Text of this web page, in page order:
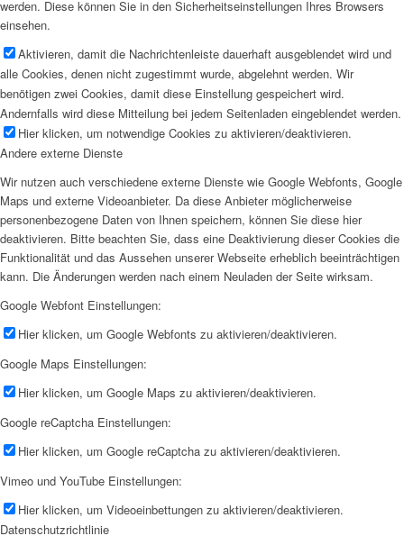
werden. Diese können Sie in den Sicherheitseinstellungen Ihres Browsers
einsehen.
Aktivieren, damit die Nachrichtenleiste dauerhaft ausgeblendet wird und
alle Cookies, denen nicht zugestimmt wurde, abgelehnt werden. Wir
benötigen zwei Cookies, damit diese Einstellung gespeichert wird.
Andernfalls wird diese Mitteilung bei jedem Seitenladen eingeblendet werden.
Hier klicken, um notwendige Cookies zu aktivieren/deaktivieren.
Andere externe Dienste
Wir nutzen auch verschiedene externe Dienste wie Google Webfonts, Google
Maps und externe Videoanbieter. Da diese Anbieter möglicherweise
personenbezogene Daten von Ihnen speichern, können Sie diese hier
deaktivieren. Bitte beachten Sie, dass eine Deaktivierung dieser Cookies die
Funktionalität und das Aussehen unserer Webseite erheblich beeinträchtigen
kann. Die Änderungen werden nach einem Neuladen der Seite wirksam.
Google Webfont Einstellungen:
Hier klicken, um Google Webfonts zu aktivieren/deaktivieren.
Google Maps Einstellungen:
Hier klicken, um Google Maps zu aktivieren/deaktivieren.
Google reCaptcha Einstellungen:
Hier klicken, um Google reCaptcha zu aktivieren/deaktivieren.
Vimeo und YouTube Einstellungen:
Hier klicken, um Videoeinbettungen zu aktivieren/deaktivieren.
Datenschutzrichtlinie